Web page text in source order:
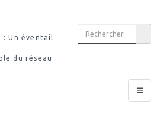
: Un éventail
du réseau
Toggle